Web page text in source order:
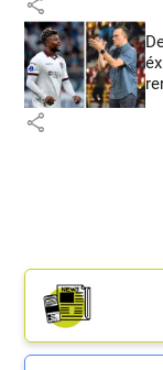
share